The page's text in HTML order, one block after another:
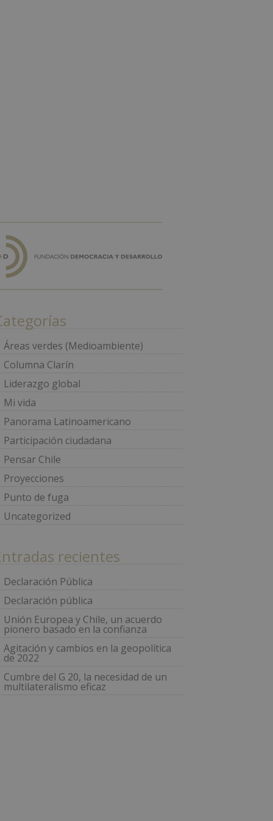
Áreas verdes (Medioambiente)
Columna Clarín
Liderazgo global
Mi vida
Panorama Latinoamericano
Participación ciudadana
Pensar Chile
Proyecciones
Punto de fuga
Uncategorized
recientes
Declaración Pública
Declaración pública
Unión Europea y Chile, un acuerdo
pionero basado en la confianza
Agitación y cambios en la geopolítica
de 2022
Cumbre del G 20, la necesidad de un
multilateralismo eficaz